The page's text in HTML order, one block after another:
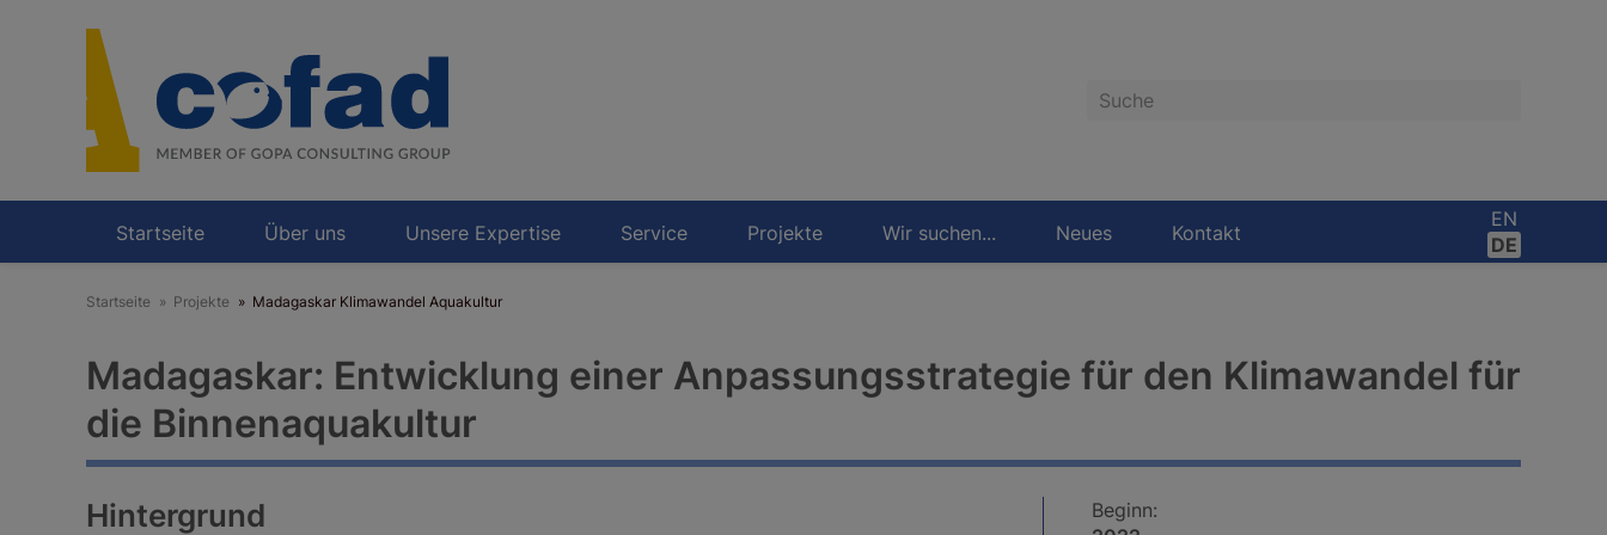
Suche
Startseite Über uns Unsere Expertise Service Projekte Wir suchen... Neues Kontakt
EN
DE
Startseite Projekte Madagaskar Klimawandel Aquakultur
Madagaskar: Entwicklung einer Anpassungsstrategie für den Klimawandel für
die Binnenaquakultur
Hintergrund
Beginn: